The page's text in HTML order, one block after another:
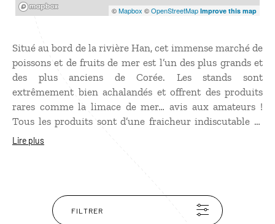
©Mapbox ©OpenStreetMap Improve this map
Situé au bord de la rivière Han, cet immense marché de
poissons et de fruits de mer est l’un des plus grands et
des plus anciens de Corée. Les stands sont
extrêmement bien achalandés et offrent des produits
rares comme la limace de mer… avis aux amateurs !
Tous les produits sont d’une fraicheur indiscutable et
peuvent être préparés et cuisinés sur place dans une
Lire plus
FILTRER